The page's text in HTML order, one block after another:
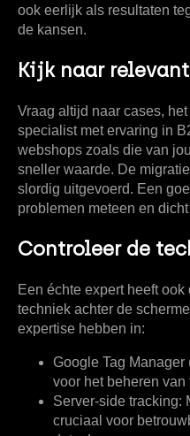
ook eerlijk als resultaten
de kansen.
Kijk naar
Vraag altijd naar cases,
specialist met ervaring in
webshops zoals die van
sneller waarde. De
slordig uitgevoerd. Een
problemen meteen en
Controleer de
Een échte expert heeft
techniek achter de
expertise hebben in:
Google Tag Manager
voor het beheren van
Server-side tracking:
cruciaal voor